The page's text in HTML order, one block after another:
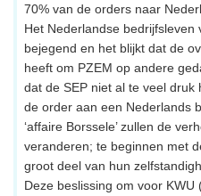
70% van de orders naar
Het Nederlandse bedrijfsleven
bejegend en het blijkt dat de
heeft om PZEM op andere
dat de SEP niet al te veel
de order aan een Nederlands
‘affaire Borssele’ zullen de
veranderen; te beginnen met
groot deel van hun
Deze beslissing om voor